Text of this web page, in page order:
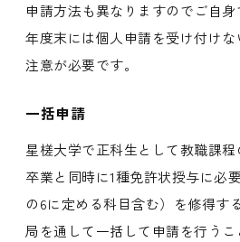
申請方法も異なりますのでご自身
年度末には個人申請を受け付け
注意が必要です。
一括申請
星槎大学で正科生として教職課
卒業と同時に1種免許状授与に必
の6に定める科目含む）を修得す
局を通して一括して申請を行う